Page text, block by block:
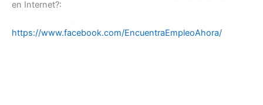
en Internet?:
https://www.facebook.com/EncuentraEmpleoAhora/